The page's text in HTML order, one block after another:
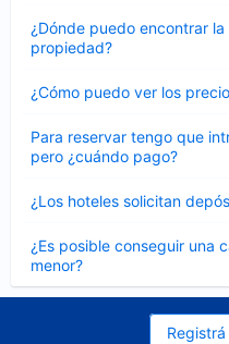
¿Dónde puedo encontrar
propiedad?
cerrado
¿Cómo puedo ver los
cerrado
Para reservar tengo que
pero ¿cuándo pago?
cerrado
¿Los hoteles solicitan
cerrado
¿Es posible conseguir una
menor?
cerrado